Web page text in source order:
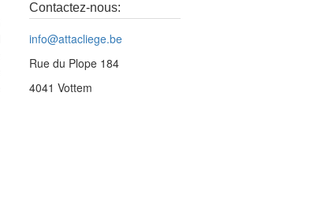
Contactez-nous:
info@attacliege.be
Rue du Plope 184
4041 Vottem